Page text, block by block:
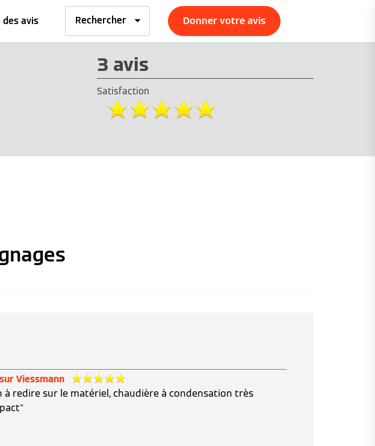
des avis Donner votre avis
3 avis
Satisfaction
Viessmann
à redire sur le matériel, chaudière à condensation très